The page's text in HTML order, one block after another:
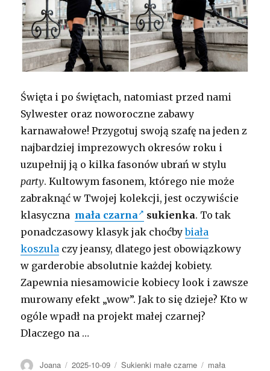
Święta i po świętach, natomiast przed nami
Sylwester oraz noworoczne zabawy
karnawałowe! Przygotuj swoją szafę na jeden z
najbardziej imprezowych okresów roku i
uzupełnij ją o kilka fasonów ubrań w stylu
party. Kultowym fasonem, którego nie może
zabraknąć w Twojej kolekcji, jest oczywiście
klasyczna mała czarna sukienka. To tak
ponadczasowy klasyk jak choćbybiała
koszula czy jeansy, dlatego jest obowiązkowy
w garderobie absolutnie każdej kobiety.
Zapewnia niesamowicie kobiecy look i zawsze
murowany efekt „wow”. Jak to się dzieje? Kto w
ogóle wpadł na projekt małej czarnej?
Dlaczego na …
Autor
Joana Opublikowano
2025-10-09 Kategorie
Sukienki małe czarne Tagi
mała